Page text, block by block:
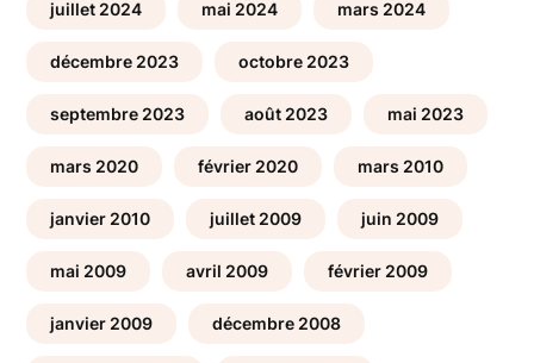
juillet 2024 mai 2024 mars 2024
décembre 2023 octobre 2023
septembre 2023 août 2023 mai 2023
mars 2020 février 2020 mars 2010
janvier 2010 juillet 2009 juin 2009
mai 2009 avril 2009 février 2009
janvier 2009 décembre 2008